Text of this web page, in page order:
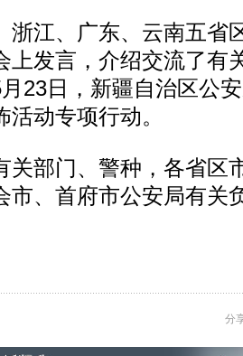
江、广东、云南五省
上发言，介绍交流了有
23日，新疆自治区公
动专项行动。
部门、警种，各省区
市、首府市公安局有关
分